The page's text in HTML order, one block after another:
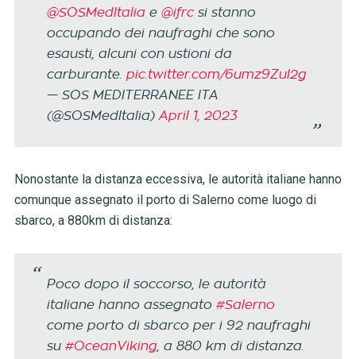
@SOSMedItaliae @ifrcsi stanno
occupando dei naufraghi che sono
esausti, alcuni con ustioni da
carburante. pic.twitter.com/6umz9ZuI2g
— SOS MEDITERRANEE ITA
(@SOSMedItalia) April 1, 2023
Nonostante la distanza eccessiva, le autorità italiane hanno
comunque assegnato il porto di Salerno come luogo di
sbarco, a 880km di distanza:
Poco dopo il soccorso, le autorità
italiane hanno assegnato #Salerno
come porto di sbarco per i 92 naufraghi
su #OceanViking, a 880 km di distanza.